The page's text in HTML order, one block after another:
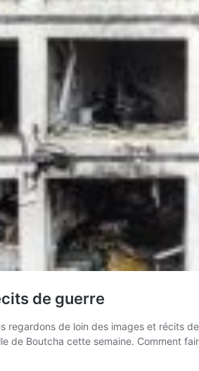
de guerre
regardons de loin des images et récits
de Boutcha cette semaine. Comment